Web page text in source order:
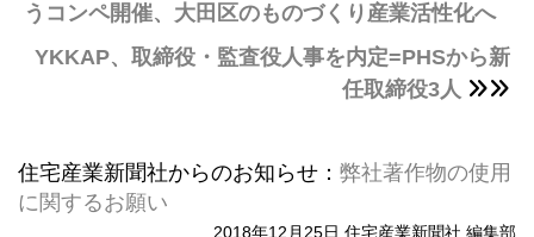
うコンペ開催、大田区のものづくり産業活性化へ
YKKAP、取締役・監査役人事を内定=PHSから新
任取締役3人
住宅産業新聞社からのお知らせ： 弊社著作物の使用
に関するお願い
2018年12月25日 住宅産業新聞社 編集部